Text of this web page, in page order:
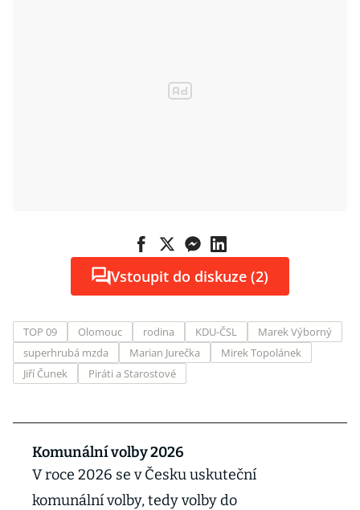
Vstoupit do diskuze (2)
TOP 09 Olomouc rodina KDU-ČSL
Marek Výborný
superhrubá mzda
Marian Jurečka
Mirek Topolánek
Jiří Čunek
Piráti a Starostové
Komunální volby 2026
V roce 2026 se v Česku uskuteční
komunální volby, tedy volby do